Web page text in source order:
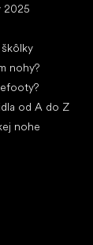
2025
nohy?
od A do Z
nohe